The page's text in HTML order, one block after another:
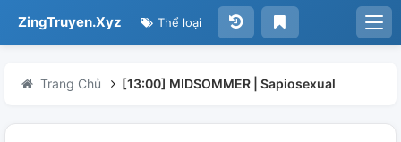
ZingTruyen.Xyz Thể loại
Trang Chủ [13:00] MIDSOMMER | Sapiosexual